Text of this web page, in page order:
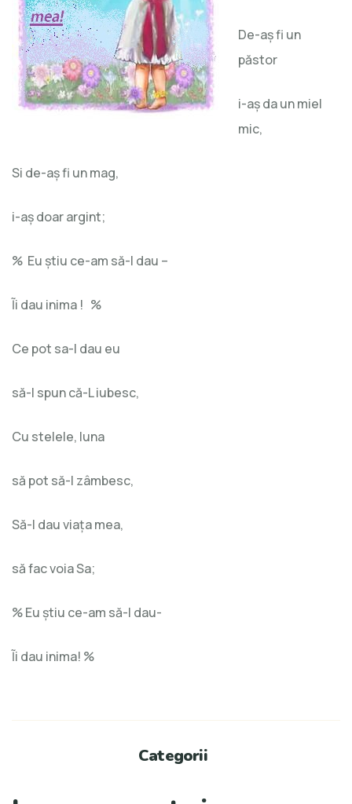
De-aş fi un
păstor
i-aş da un miel
mic,
Si de-aş fi un mag,
i-aş doar argint;
% Eu ştiu ce-am să-I dau –
Ĩi dau inima ! %
Ce pot sa-I dau eu
să-I spun că-L iubesc,
Cu stelele, luna
să pot să-I zâmbesc,
Să-I dau viaţa mea,
să fac voia Sa;
% Eu ştiu ce-am să-I dau-
Ĩi dau inima! %
Categorii